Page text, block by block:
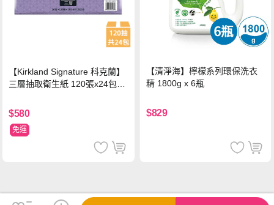
【Kirkland Signature 科克蘭】
三層抽取衛生紙 120張x24包x1
$580
免運
【清淨海】檸檬系列環保洗衣
精 1800g x 6瓶
$829